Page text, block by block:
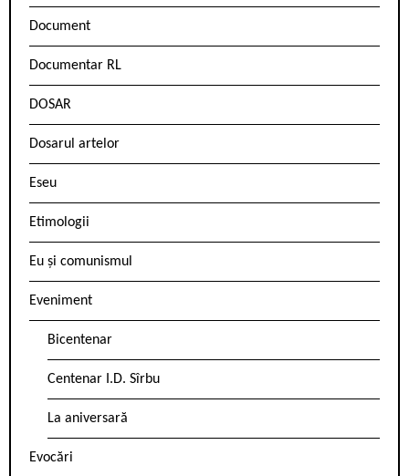
Document
Documentar RL
DOSAR
Dosarul artelor
Eseu
Etimologii
Eu și comunismul
Eveniment
Bicentenar
Centenar I.D. Sîrbu
La aniversară
Evocări